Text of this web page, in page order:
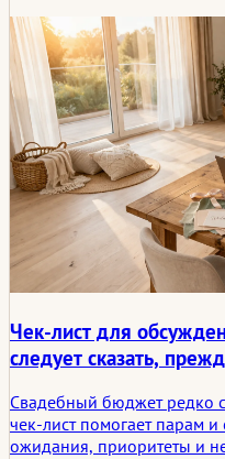
непринужденность обычно
Чек-лист для
следует сказать,
Свадебный бюджет редко
чек-лист помогает парам
ожидания, приоритеты и